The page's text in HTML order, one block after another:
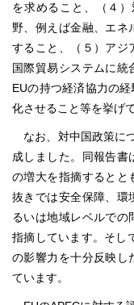
を求めること、（４
野、例えば金融、エネ
すること、（５）アジ
国際貿易システムに統
EUの持つ経済協力の
化させること等を挙げ
なお、対中国政策に
成しました。同報告書
の増大を指摘するとと
抜きでは安全保障、環
るいは地域レベルでの
指摘しています。そし
の影響力を十分反映し
ています。